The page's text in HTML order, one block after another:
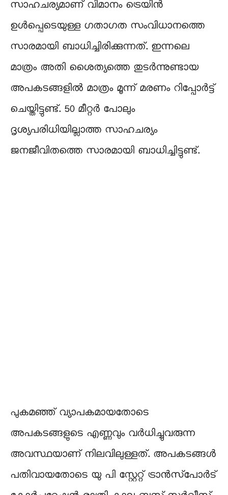
സാഹചര്യമാണ് വിമാനം ട്രെയിൻ
ഉൾപ്പെടെയുള്ള ഗതാഗത സംവിധാനത്തെ
സാരമായി ബാധിച്ചിരിക്കുന്നത്. ഇന്നലെ
മാത്രം അതി ശൈത്യത്തെ തുടർന്നുണ്ടായ
അപകടങ്ങളിൽ മാത്രം മൂന്ന് മരണം റിപ്പോർട്ട്‌
ചെയ്തിട്ടുണ്ട്. 50 മീറ്റർ പോലും
ദൃശ്യപരിധിയില്ലാത്ത സാഹചര്യം
ജനജീവിതത്തെ സാരമായി ബാധിച്ചിട്ടുണ്ട്.
പുകമഞ്ഞ് വ്യാപകമായതോടെ
അപകടങ്ങളുടെ എണ്ണവും വർധിച്ചുവരുന്ന
അവസ്ഥയാണ് നിലവിലുള്ളത്. അപകടങ്ങൾ
പതിവായതോടെ യു പി സ്റ്റേറ്റ് ട്രാൻസ്‌പോർട്